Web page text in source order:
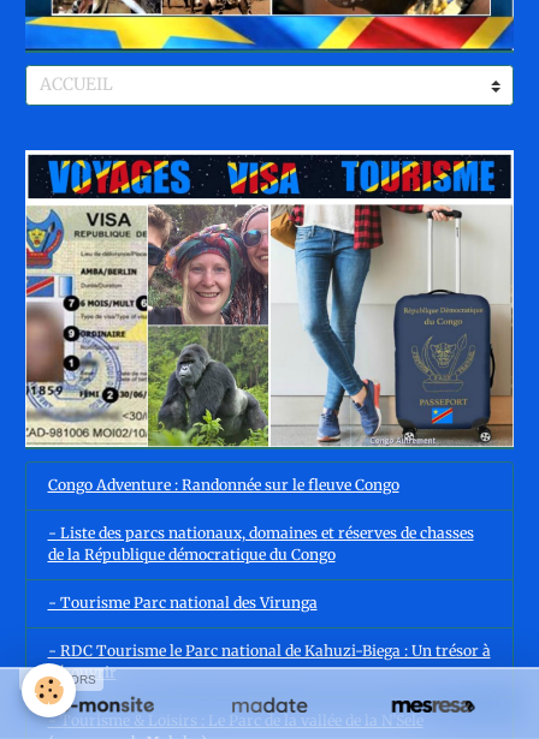
Congo Adventure : Randonnée sur le fleuve Congo
- Liste des parcs nationaux, domaines et réserves de chasses
de la République démocratique du Congo
- Tourisme Parc national des Virunga
- RDC Tourisme le Parc national de Kahuzi-Biega : Un trésor à
découvrir
- Tourisme & Loisirs : Le Parc de la vallée de la N’Sele
SPONSORS